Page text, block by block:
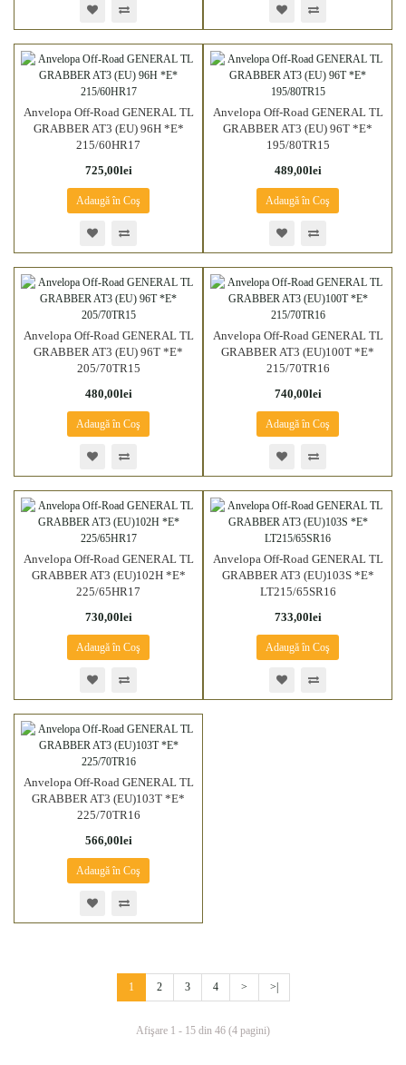
Anvelopa Off-Road GENERAL TL
GRABBER AT3 (EU) 96H *E*
215/60HR17
725,00lei
Adaugă în Coş
Anvelopa Off-Road GENERAL TL
GRABBER AT3 (EU) 96T *E*
195/80TR15
489,00lei
Adaugă în Coş
Anvelopa Off-Road GENERAL TL
GRABBER AT3 (EU) 96T *E*
205/70TR15
480,00lei
Adaugă în Coş
Anvelopa Off-Road GENERAL TL
GRABBER AT3 (EU)100T *E*
215/70TR16
740,00lei
Adaugă în Coş
Anvelopa Off-Road GENERAL TL
GRABBER AT3 (EU)102H *E*
225/65HR17
730,00lei
Adaugă în Coş
Anvelopa Off-Road GENERAL TL
GRABBER AT3 (EU)103S *E*
LT215/65SR16
733,00lei
Adaugă în Coş
Anvelopa Off-Road GENERAL TL
GRABBER AT3 (EU)103T *E*
225/70TR16
566,00lei
Adaugă în Coş
1 2 3 4 > >|
Afişare 1 - 15 din 46 (4 pagini)